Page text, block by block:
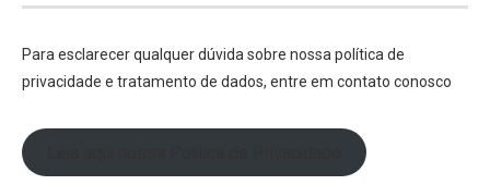
Para esclarecer qualquer dúvida sobre nossa política de
privacidade e tratamento de dados, entre em contato conosco